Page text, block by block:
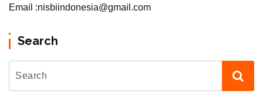
Email :nisbiindonesia@gmail.com
Search